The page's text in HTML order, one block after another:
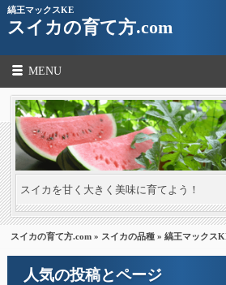
縞王マックスKE
スイカの育て方.com
MENU
スイカを甘く大きく美味に育てよう！
スイカの育て方.com » スイカの品種 » 縞王マックス
人気の投稿とページ